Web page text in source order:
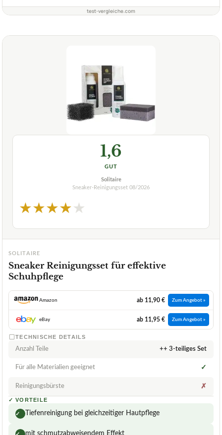
test-vergleiche.com
1,6
GUT
Solitaire
Sneaker-Reinigungsset 08/2026
★★★★★
SOLITAIRE
Sneaker Reinigungsset für effektive
Schuhpflege
Amazon ab 11,90 € Zum Angebot »
eBay ab 11,95 € Zum Angebot »
TECHNISCHE DETAILS
Anzahl Teile ++ 3-teiliges Set
Für alle Materialien geeignet ✓
Reinigungsbürste ✗
✓ VORTEILE
✓ Tiefenreinigung bei gleichzeitiger Hautpflege